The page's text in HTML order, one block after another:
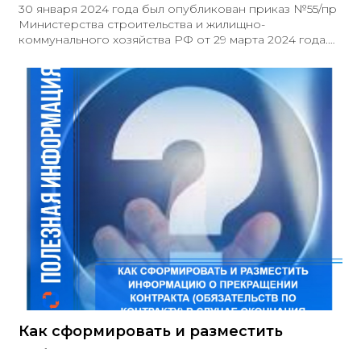
30 января 2024 года был опубликован приказ №55/пр
Министерства строительства и жилищно-
коммунального хозяйства РФ от 29 марта 2024 года.
сметной стоимости при закупках в сфере
строительства, утвержденную приказом №421 от 4
августа 2020 года
Как сформировать и разместить